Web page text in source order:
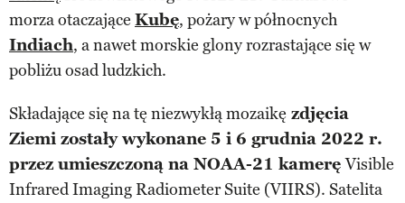
morza otaczające Kubę, pożary w północnych
Indiach, a nawet morskie glony rozrastające się w
pobliżu osad ludzkich.
Składające się na tę niezwykłą mozaikę zdjęcia
Ziemi zostały wykonane 5 i 6 grudnia 2022 r.
przez umieszczoną na NOAA-21 kameręVisible
Infrared Imaging Radiometer Suite (VIIRS). Satelita